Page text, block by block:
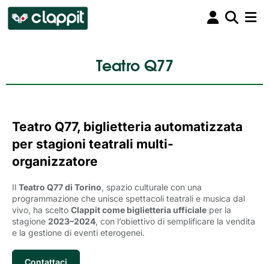
Teatro Q77
Teatro Q77, biglietteria automatizzata
per stagioni teatrali multi-
organizzatore
Il Teatro Q77 di Torino, spazio culturale con una
programmazione che unisce spettacoli teatrali e musica dal
vivo, ha scelto Clappit come biglietteria ufficiale per la
stagione 2023–2024, con l’obiettivo di semplificare la vendita
e la gestione di eventi eterogenei.
Contattaci